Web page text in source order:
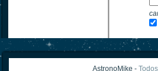
AstronoMike -